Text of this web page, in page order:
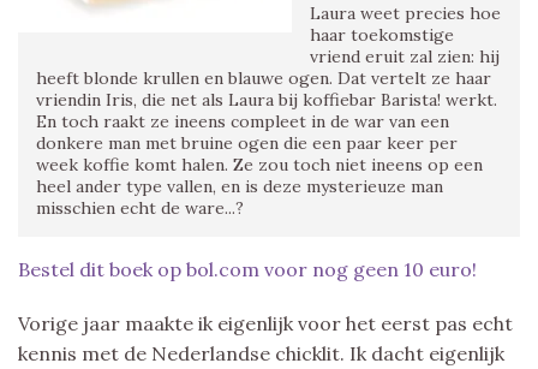
Laura weet precies hoe
haar toekomstige
vriend eruit zal zien: hij
heeft blonde krullen en blauwe ogen. Dat vertelt ze haar
vriendin Iris, die net als Laura bij koffiebar Barista! werkt.
En toch raakt ze ineens compleet in de war van een
donkere man met bruine ogen die een paar keer per
week koffie komt halen. Ze zou toch niet ineens op een
heel ander type vallen, en is deze mysterieuze man
misschien echt de ware...?
Bestel dit boek op bol.com voor nog geen 10 euro!
Vorige jaar maakte ik eigenlijk voor het eerst pas echt
kennis met de Nederlandse chicklit. Ik dacht eigenlijk